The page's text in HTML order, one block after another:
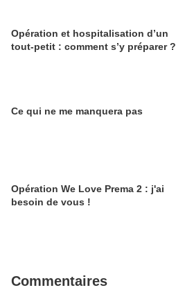
Opération et hospitalisation d’un
tout-petit : comment s’y préparer ?
Ce qui ne me manquera pas
Opération We Love Prema 2 : j'ai
besoin de vous !
Commentaires